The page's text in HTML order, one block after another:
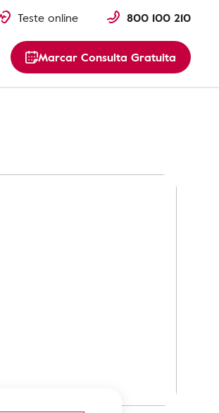
Teste online 800 100 210
Marcar Consulta Gratuita